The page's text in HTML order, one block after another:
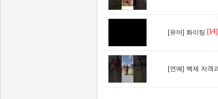
[유머] 화이팅 [14]
[연예] 백제 자객